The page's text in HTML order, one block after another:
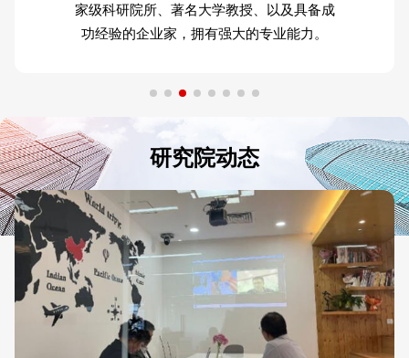
家级科研院所、著名大学教授、以及具备成
功经验的企业家，拥有强大的专业能力。
研究院动态